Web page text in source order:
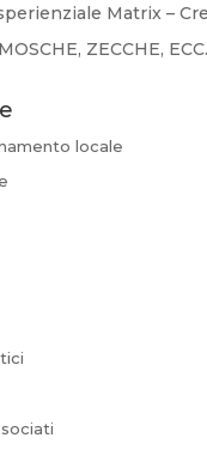
Matrix –
ZECCHE, ECC.
locale